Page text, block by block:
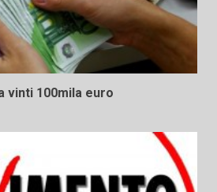
vinti 100mila euro